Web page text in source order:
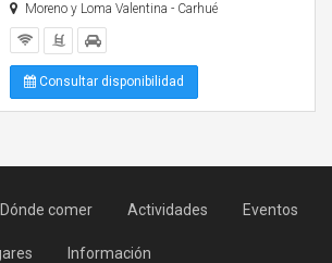
Moreno y Loma Valentina - Carhué
Consultar disponibilidad
Dónde comer Actividades Eventos
Información